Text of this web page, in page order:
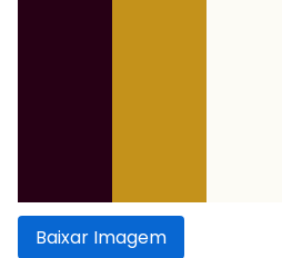
Baixar Imagem